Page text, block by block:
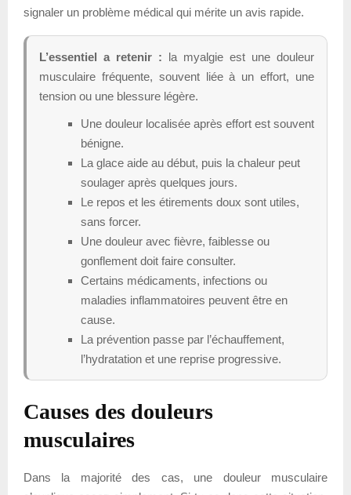
signaler un problème médical qui mérite un avis rapide.
L’essentiel a retenir : la myalgie est une douleur
musculaire fréquente, souvent liée à un effort, une
tension ou une blessure légère.
Une douleur localisée après effort est souvent
bénigne.
La glace aide au début, puis la chaleur peut
soulager après quelques jours.
Le repos et les étirements doux sont utiles,
sans forcer.
Une douleur avec fièvre, faiblesse ou
gonflement doit faire consulter.
Certains médicaments, infections ou
maladies inflammatoires peuvent être en
cause.
La prévention passe par l’échauffement,
l’hydratation et une reprise progressive.
Causes des douleurs
musculaires
Dans la majorité des cas, une douleur musculaire